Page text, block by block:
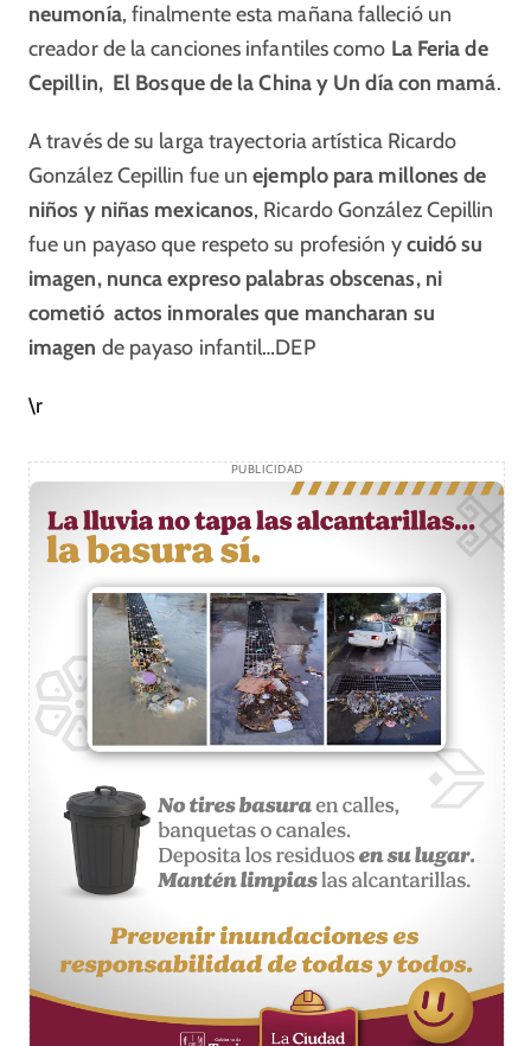
neumonía, finalmente esta mañana falleció un
creador de la canciones infantiles como La Feria de
Cepillin, El Bosque de la China y Un día con mamá.
A través de su larga trayectoria artística Ricardo
González Cepillin fue unejemplo para millones de
niños y niñas mexicanos, Ricardo González Cepillin
fue un payaso que respeto su profesión ycuidó su
imagen, nunca expreso palabras obscenas, ni
cometió actos inmorales que mancharan su
imagen de payaso infantil…DEP
\r
PUBLICIDAD